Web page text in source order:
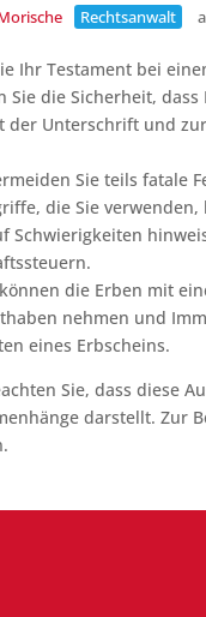
Ihr Testament bei
Sie die Sicherheit,
der Unterschrift und
Sie teils fatale
die Sie
Schwierigkeiten
die Erben mit
nehmen und
eines Erbscheins.
Sie, dass diese
darstellt. Zur